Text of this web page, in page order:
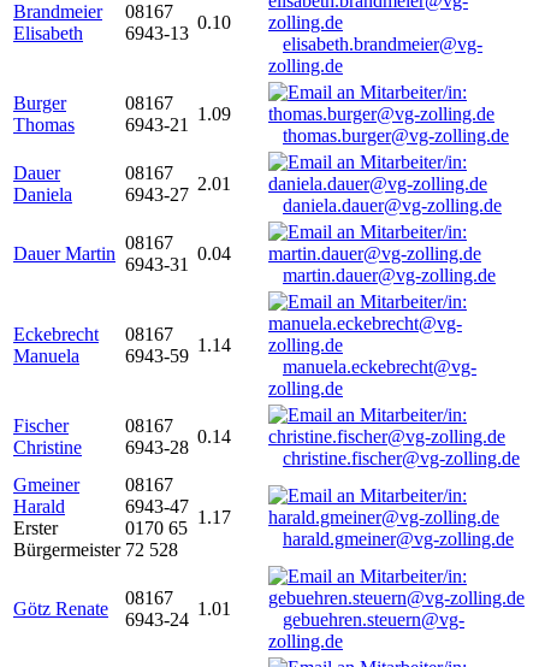
Brandmeier
Elisabeth
08167
6943-13
0.10
elisabeth.brandmeier@vg-
zolling.de
Burger
Thomas
08167
6943-21
1.09
thomas.burger@vg-zolling.de
Dauer
Daniela
08167
6943-27
2.01
daniela.dauer@vg-zolling.de
Dauer Martin
08167
6943-31
0.04
martin.dauer@vg-zolling.de
Eckebrecht
Manuela
08167
6943-59
1.14
manuela.eckebrecht@vg-
zolling.de
Fischer
Christine
08167
6943-28
0.14
christine.fischer@vg-zolling.de
Gmeiner
Harald
Erster
Bürgermeister
08167
6943-47
0170 65
72 528
1.17
harald.gmeiner@vg-zolling.de
Götz Renate
08167
6943-24
1.01
gebuehren.steuern@vg-
zolling.de